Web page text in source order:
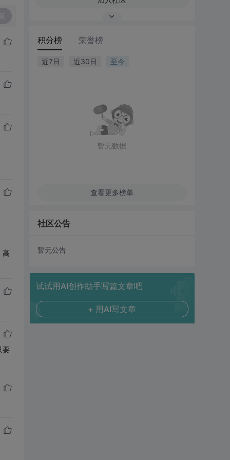
高
要
积分榜 荣誉榜
近7日 近30日 至今
暂无数据
查看更多榜单
社区公告
暂无公告
试试用AI创作助手写篇文章吧
+ 用AI写文章